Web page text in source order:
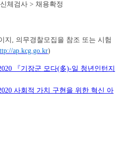
체검사 > 채용확정
지, 의무경찰모집을 참조 또는 시험
ap.kcg.go.kr)
『기장군 모다(多)-일 청년인턴지
사회적 가치 구현을 위한 혁신 아